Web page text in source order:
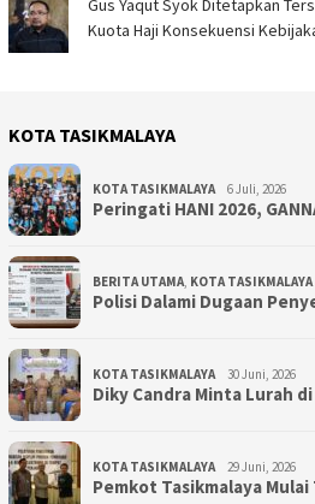
Gus Yaqut Syok Ditetapkan
Kuota Haji Konsekuensi
KOTA TASIKMALAYA
KOTA TASIKMALAYA 6 Juli, 2026
Peringati HANI 2026,
BERITA UTAMA, KOTA TASIKMALAYA
Polisi Dalami Dugaan
KOTA TASIKMALAYA 30 Juni, 2026
Diky Candra Minta Lurah
KOTA TASIKMALAYA 29 Juni, 2026
Pemkot Tasikmalaya